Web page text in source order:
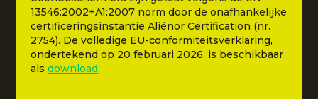
13546:2002+A1:2007 norm door de onafhankelijke
certificeringsinstantie Aliénor Certification (nr.
2754). De volledige EU-conformiteitsverklaring,
ondertekend op 20 februari 2026, is beschikbaar
alsdownload.